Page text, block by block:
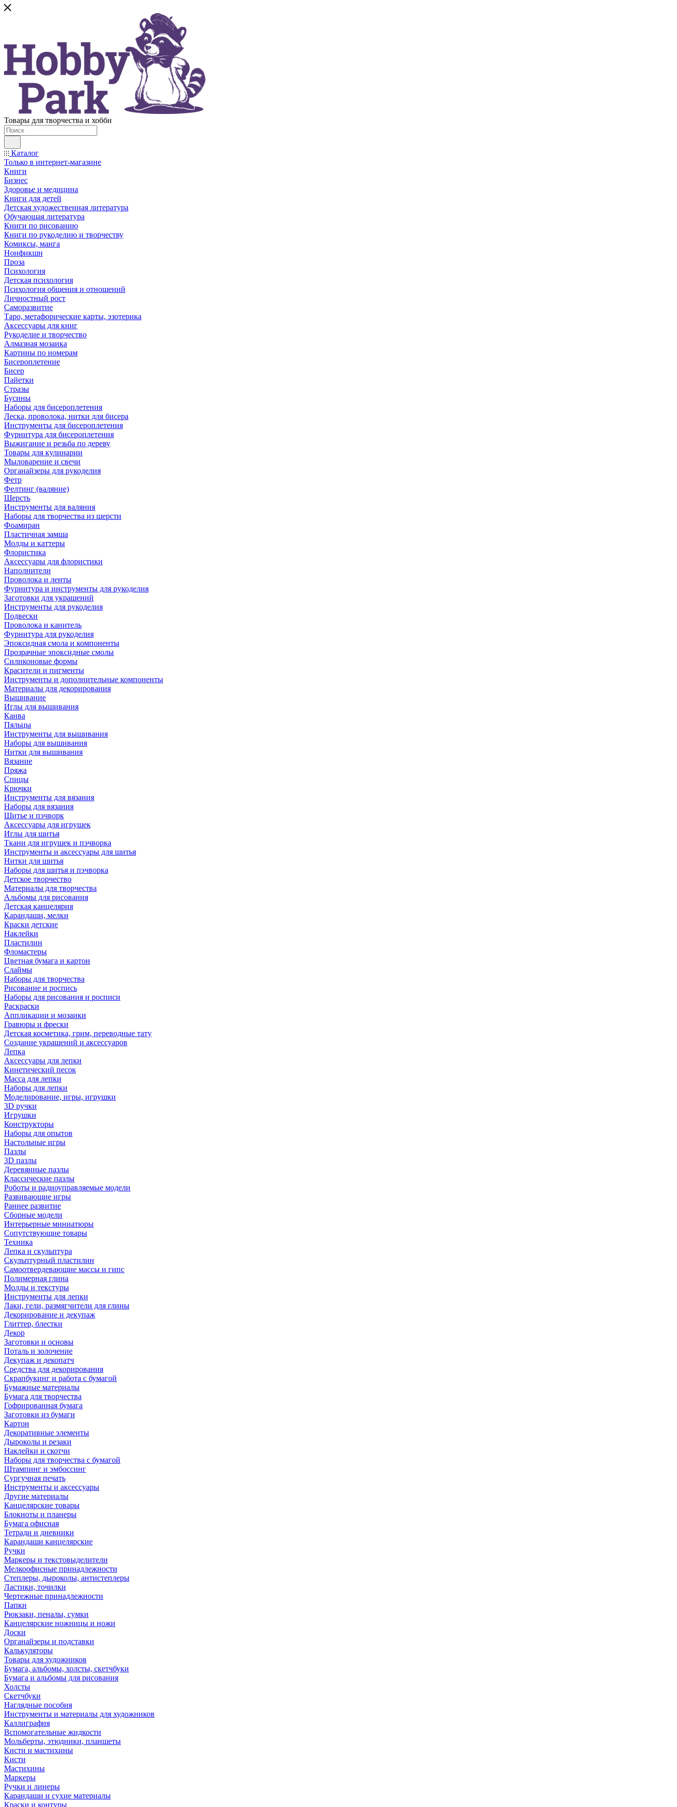
Товары для творчества и хобби
Каталог
Только в интернет-магазине
Книги
Бизнес
Здоровье и медицина
Книги для детей
Детская художественная литература
Обучающая литература
Книги по рисованию
Книги по рукоделию и творчеству
Комиксы, манга
Нонфикшн
Проза
Психология
Детская психология
Психология общения и отношений
Личностный рост
Саморазвитие
Таро, метафорические карты, эзотерика
Аксессуары для книг
Рукоделие и творчество
Алмазная мозаика
Картины по номерам
Бисероплетение
Бисер
Пайетки
Стразы
Бусины
Наборы для бисероплетения
Леска, проволока, нитки для бисера
Инструменты для бисероплетения
Фурнитура для бисероплетения
Выжигание и резьба по дереву
Товары для кулинарии
Мыловарение и свечи
Органайзеры для рукоделия
Фетр
Фелтинг (валяние)
Шерсть
Инструменты для валяния
Наборы для творчества из шерсти
Фоамиран
Пластичная замша
Молды и каттеры
Флористика
Аксессуары для флористики
Наполнители
Проволока и ленты
Фурнитура и инструменты для рукоделия
Заготовки для украшений
Инструменты для рукоделия
Подвески
Проволока и канитель
Фурнитура для рукоделия
Эпоксидная смола и компоненты
Прозрачные эпоксидные смолы
Силиконовые формы
Красители и пигменты
Инструменты и дополнительные компоненты
Материалы для декорирования
Вышивание
Иглы для вышивания
Канва
Пяльцы
Инструменты для вышивания
Наборы для вышивания
Нитки для вышивания
Вязание
Пряжа
Спицы
Крючки
Инструменты для вязания
Наборы для вязания
Шитье и пэчворк
Аксессуары для игрушек
Иглы для шитья
Ткани для игрушек и пэчворка
Инструменты и аксессуары для шитья
Нитки для шитья
Наборы для шитья и пэчворка
Детское творчество
Материалы для творчества
Альбомы для рисования
Детская канцелярия
Карандаши, мелки
Краски детские
Наклейки
Пластилин
Фломастеры
Цветная бумага и картон
Слаймы
Наборы для творчества
Рисование и роспись
Наборы для рисования и росписи
Раскраски
Аппликации и мозаики
Гравюры и фрески
Детская косметика, грим, переводные тату
Создание украшений и аксессуаров
Лепка
Аксессуары для лепки
Кинетический песок
Масса для лепки
Наборы для лепки
Моделирование, игры, игрушки
3D ручки
Игрушки
Конструкторы
Наборы для опытов
Настольные игры
Пазлы
3D пазлы
Деревянные пазлы
Классические пазлы
Роботы и радиоуправляемые модели
Развивающие игры
Раннее развитие
Сборные модели
Интерьерные миниатюры
Сопутствующие товары
Техника
Лепка и скульптура
Скульптурный пластилин
Самоотвердевающие массы и гипс
Полимерная глина
Молды и текстуры
Инструменты для лепки
Лаки, гели, размягчители для глины
Декорирование и декупаж
Глиттер, блестки
Декор
Заготовки и основы
Поталь и золочение
Декупаж и декопатч
Средства для декорирования
Скрапбукинг и работа с бумагой
Бумажные материалы
Бумага для творчества
Гофрированная бумага
Заготовки из бумаги
Картон
Декоративные элементы
Дыроколы и резаки
Наклейки и скотчи
Наборы для творчества с бумагой
Штампинг и эмбоссинг
Сургучная печать
Инструменты и аксессуары
Другие материалы
Канцелярские товары
Блокноты и планеры
Бумага офисная
Тетради и дневники
Карандаши канцелярские
Ручки
Маркеры и текстовыделители
Мелкоофисные принадлежности
Степлеры, дыроколы, антистеплеры
Ластики, точилки
Чертежные принадлежности
Папки
Рюкзаки, пеналы, сумки
Канцелярские ножницы и ножи
Доски
Органайзеры и подставки
Калькуляторы
Товары для художников
Бумага, альбомы, холсты, скетчбуки
Бумага и альбомы для рисования
Холсты
Скетчбуки
Наглядные пособия
Инструменты и материалы для художников
Каллиграфия
Вспомогательные жидкости
Мольберты, этюдники, планшеты
Кисти и мастихины
Кисти
Мастихины
Маркеры
Ручки и линеры
Карандаши и сухие материалы
Краски и контуры